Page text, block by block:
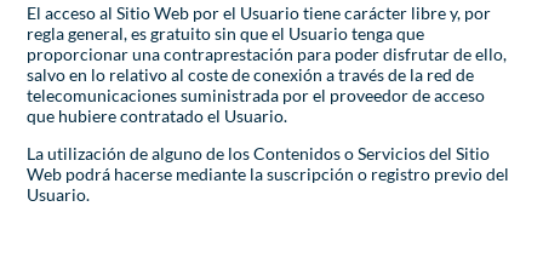
El acceso al Sitio Web por el Usuario tiene carácter libre y, por
regla general, es gratuito sin que el Usuario tenga que
proporcionar una contraprestación para poder disfrutar de ello,
salvo en lo relativo al coste de conexión a través de la red de
telecomunicaciones suministrada por el proveedor de acceso
que hubiere contratado el Usuario.
La utilización de alguno de los Contenidos o Servicios del Sitio
Web podrá hacerse mediante la suscripción o registro previo del
Usuario.